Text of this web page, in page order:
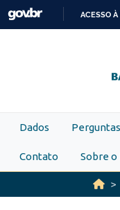
Skip to main content
ACESSO
Dados
Contato Sobre